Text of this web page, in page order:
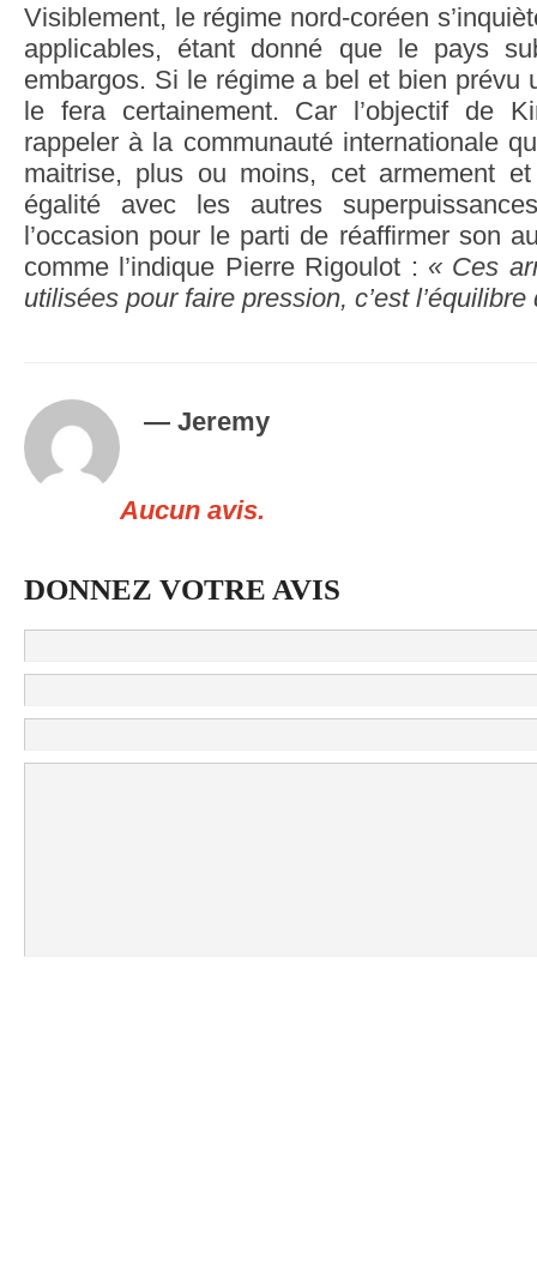
Visiblement, le régime nord-coréen
applicables, étant donné que le pays
embargos. Si le régime a bel et bien prévu
le fera certainement. Car l’objectif de
rappeler à la communauté internationale
maitrise, plus ou moins, cet armement
égalité avec les autres
l’occasion pour le parti de réaffirmer son
comme l’indique Pierre Rigoulot : « Ces
utilisées pour faire pression, c’est
— Jeremy
Aucun avis.
DONNEZ VOTRE AVIS